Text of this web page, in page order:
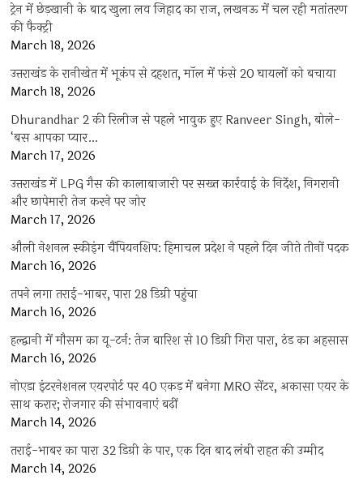
ट्रेन में छेड़खानी के बाद खुला लव जिहाद का राज, लखनऊ में चल रही मतांतरण
की फैक्ट्री
March 18, 2026
उत्तराखंड के रानीखेत में भूकंप से दहशत, मॉल में फंसे 20 घायलों को बचाया
March 18, 2026
Dhurandhar 2 की रिलीज से पहले भावुक हुए Ranveer Singh, बोले-
‘बस आपका प्यार…
March 17, 2026
उत्तराखंड में LPG गैस की कालाबाजारी पर सख्त कार्रवाई के निर्देश, निगरानी
और छापेमारी तेज करने पर जोर
March 17, 2026
औली नेशनल स्कीइंग चैंपियनशिप: हिमाचल प्रदेश ने पहले दिन जीते तीनों पदक
March 16, 2026
तपने लगा तराई-भाबर, पारा 28 डिग्री पहुंचा
March 16, 2026
हल्द्वानी में मौसम का यू-टर्न: तेज बारिश से 10 डिग्री गिरा पारा, ठंड का अहसास
March 16, 2026
नोएडा इंटरनेशनल एयरपोर्ट पर 40 एकड़ में बनेगा MRO सेंटर, अकासा एयर के
साथ करार; रोजगार की संभावनाएं बढ़ीं
March 14, 2026
तराई-भाबर का पारा 32 डिग्री के पार, एक दिन बाद लंबी राहत की उम्मीद
March 14, 2026